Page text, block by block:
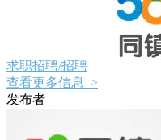
求职招聘/招聘
查看更多信息 >
发布者